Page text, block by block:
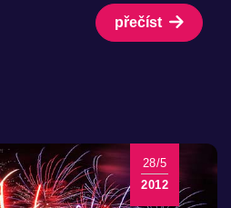
přečíst
28/5
2012